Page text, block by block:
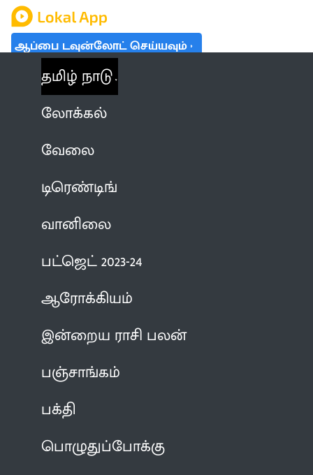
ஆப்பை டவுன்லோட் செய்யவும்
தமிழ் நாடு
லோக்கல்
வேலை
டிரெண்டிங்
வானிலை
பட்ஜெட் 2023-24
ஆரோக்கியம்
இன்றைய ராசி பலன்
பஞ்சாங்கம்
பக்தி
பொழுதுப்போக்கு